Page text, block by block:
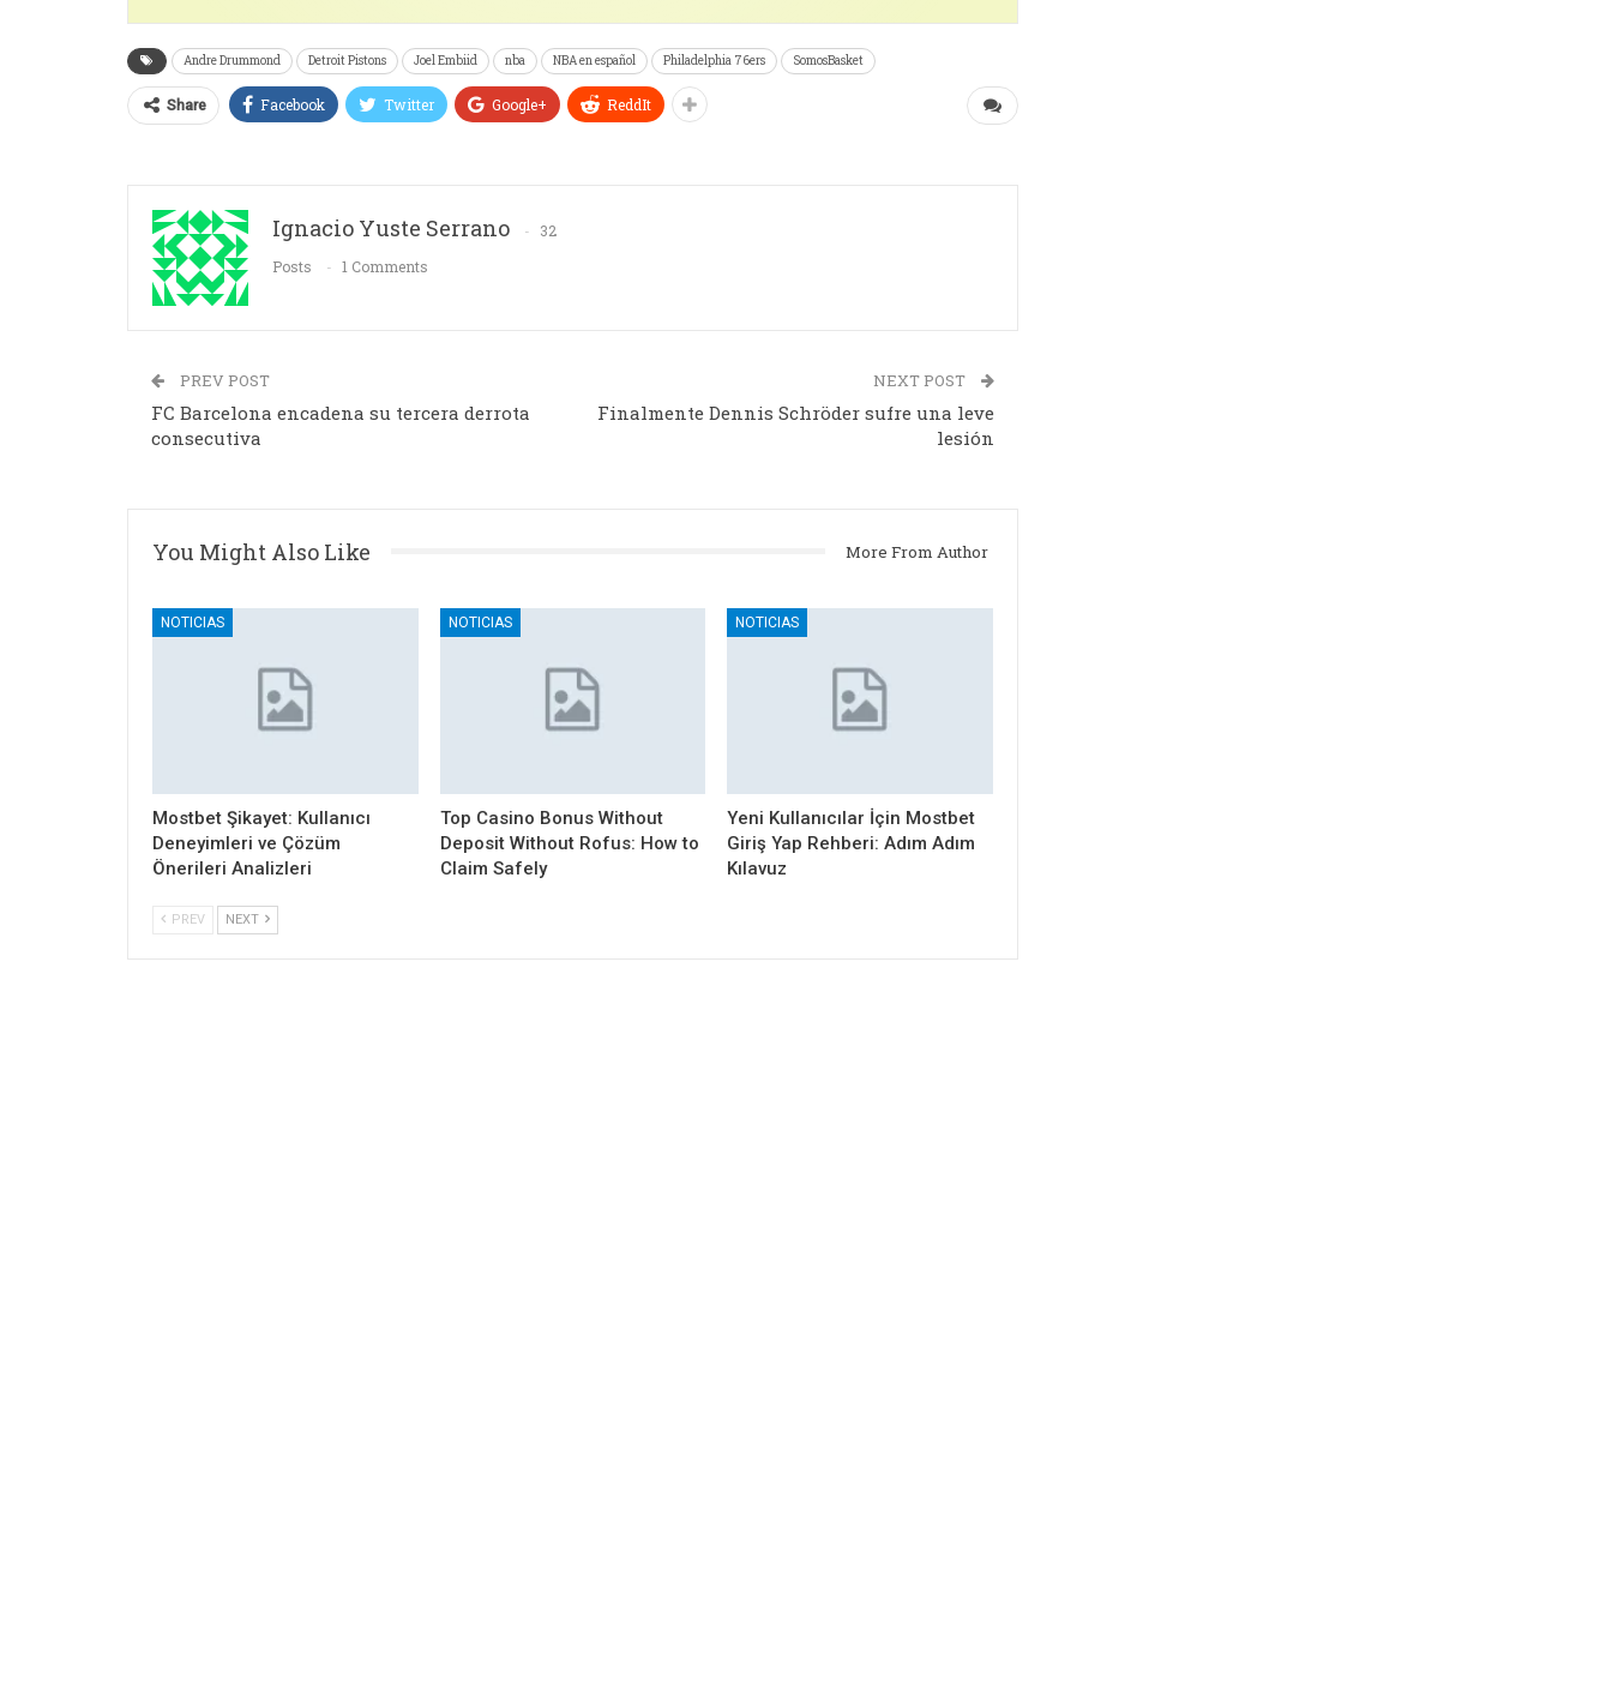
Andre Drummond Detroit Pistons Joel Embiid nba NBA en español Philadelphia 76ers SomosBasket
Share Facebook Twitter Google+ ReddIt
Ignacio Yuste Serrano
32
Posts
1 Comments
PREV POST
FC Barcelona encadena su tercera derrota
consecutiva
NEXT POST
Finalmente Dennis Schröder sufre una leve
lesión
You Might Also Like More From Author
NOTICIAS
Mostbet Şikayet: Kullanıcı
Deneyimleri ve Çözüm
Önerileri Analizleri
NOTICIAS
Top Casino Bonus Without
Deposit Without Rofus: How to
Claim Safely
NOTICIAS
Yeni Kullanıcılar İçin Mostbet
Giriş Yap Rehberi: Adım Adım
Kılavuz
PREV NEXT